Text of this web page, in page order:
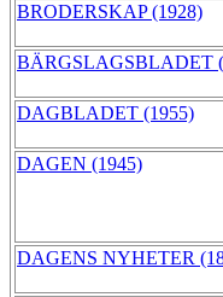
BRODERSKAP (1928)
BÄRGSLAGSBLADET
DAGBLADET (1955)
DAGEN (1945)
DAGENS NYHETER